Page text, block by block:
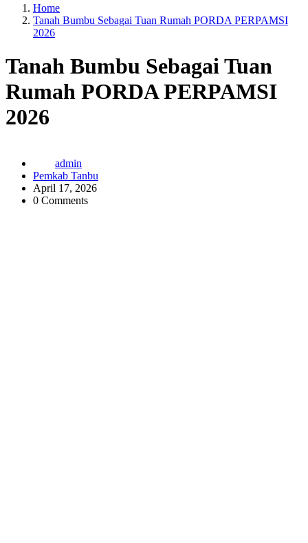
Home
Tanah Bumbu Sebagai Tuan Rumah PORDA PERPAMSI
2026
Tanah Bumbu Sebagai Tuan
Rumah PORDA PERPAMSI
2026
admin
Pemkab Tanbu
April 17, 2026
0 Comments